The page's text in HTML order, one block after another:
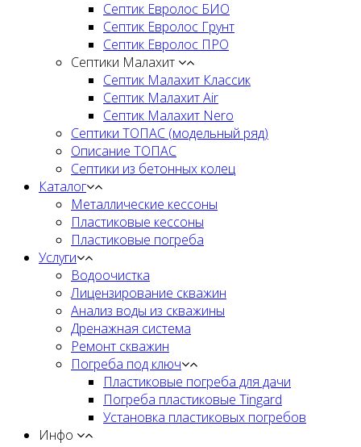
Септик Евролос БИО
Септик Евролос Грунт
Септик Евролос ПРО
Септики Малахит
Септик Малахит Классик
Септик Малахит Air
Септик Малахит Nero
Септики ТОПАС (модельный ряд)
Описание ТОПАС
Септики из бетонных колец
Каталог
Металлические кессоны
Пластиковые кессоны
Пластиковые погреба
Услуги
Водоочистка
Лицензирование скважин
Анализ воды из скважины
Дренажная система
Ремонт скважин
Погреба под ключ
Пластиковые погреба для дачи
Погреба пластиковые Tingard
Установка пластиковых погребов
Инфо